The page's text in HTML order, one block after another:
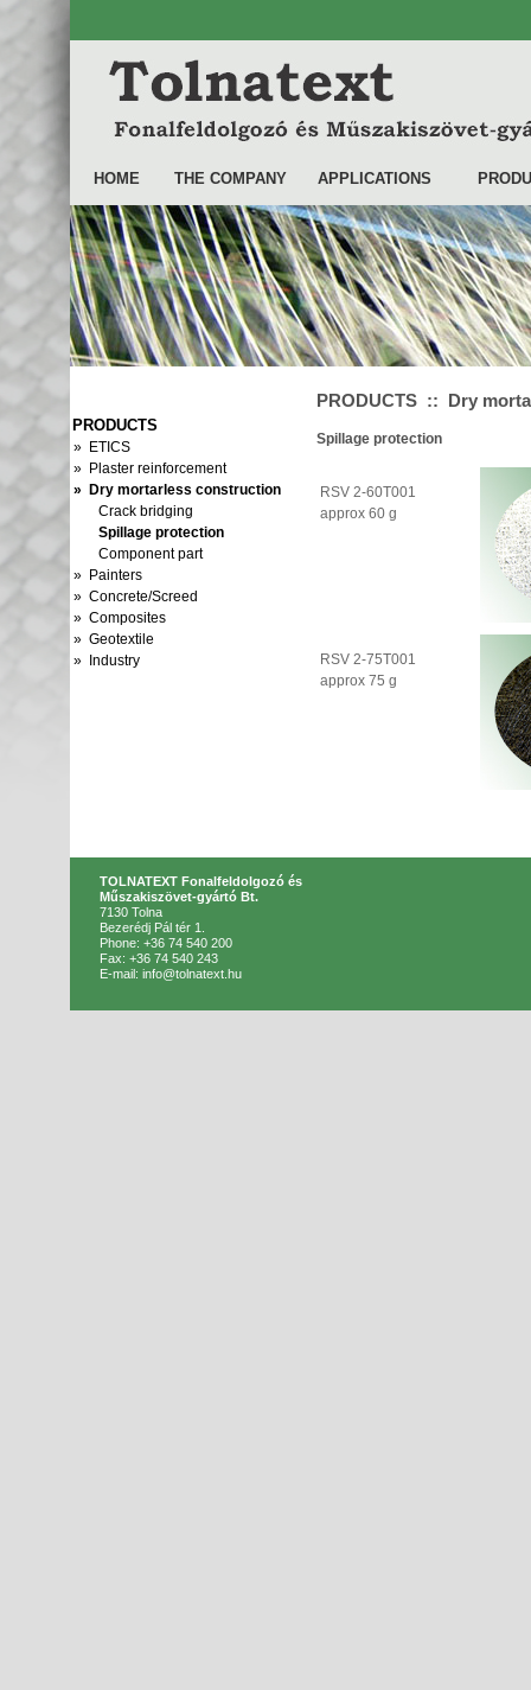
HOME THE COMPANY APPLICATIONS
PRODUCTS
» ETICS
» Plaster reinforcement
» Dry mortarless construction
Crack bridging
Spillage protection
Component part
» Painters
» Concrete/Screed
» Composites
» Geotextile
» Industry
PRODUCTS :: Dry
Spillage protection
RSV 2-60T001
approx 60 g
RSV 2-75T001
approx 75 g
TOLNATEXT Fonalfeldolgozó és
Műszakiszövet-gyártó Bt.
7130 Tolna
Bezerédj Pál tér 1.
Phone: +36 74 540 200
Fax: +36 74 540 243
E-mail: info@tolnatext.hu